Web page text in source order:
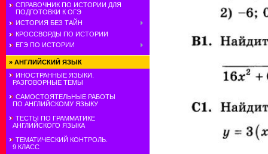
СПРАВОЧНИК ПО ИСТОРИИ ДЛЯ
ПОДГОТОВКИ К ОГЭ
ИСТОРИЯ БЕЗ ТАЙН
КРОССВОРДЫ ПО ИСТОРИИ
ЕГЭ ПО ИСТОРИИ
» АНГЛИЙСКИЙ ЯЗЫК
ИНОСТРАННЫЕ ЯЗЫКИ.
РАЗГОВОРНЫЕ ТЕМЫ
САМОСТОЯТЕЛЬНЫЕ РАБОТЫ
ПО АНГЛИЙСКОМУ ЯЗЫКУ
ТЕСТЫ ПО ГРАММАТИКЕ
АНГЛИЙСКОГО ЯЗЫКА
ТЕМАТИЧЕСКИЙ КОНТРОЛЬ.
9 КЛАСС